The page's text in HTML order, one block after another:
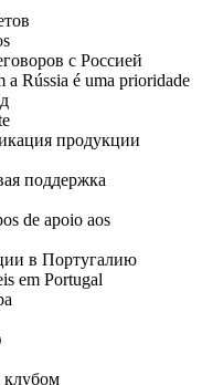
с Россией
a Rússia é uma prioridade
продукции
поддержка
de apoio aos
в Португалию
​​em Portugal
клубом